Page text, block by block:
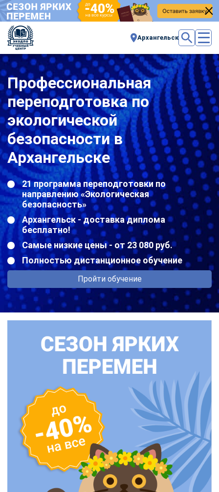
Архангельск
Профессиональная
переподготовка по
экологической
безопасности в
Архангельске
21 программа переподготовки по
направлению «Экологическая
безопасность»
Архангельск - доставка диплома
бесплатно!
Самые низкие цены - от 23 080 руб.
Полностью дистанционное обучение
Пройти обучение